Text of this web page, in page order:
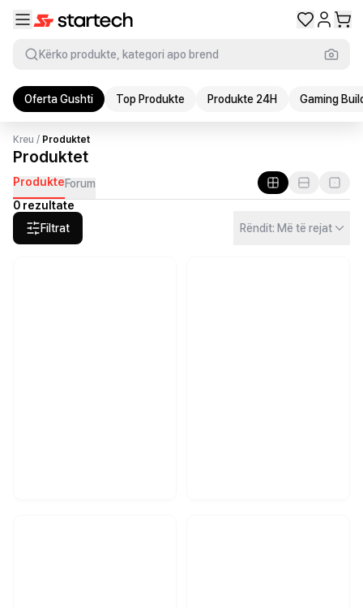
Kërko produkte, kategori apo brend
Oferta Gushti Top Produkte Produkte 24H Gaming
Kreu / Produktet
Produktet
ProdukteForum
0 rezultate
Filtrat
Rëndit: Më të rejat